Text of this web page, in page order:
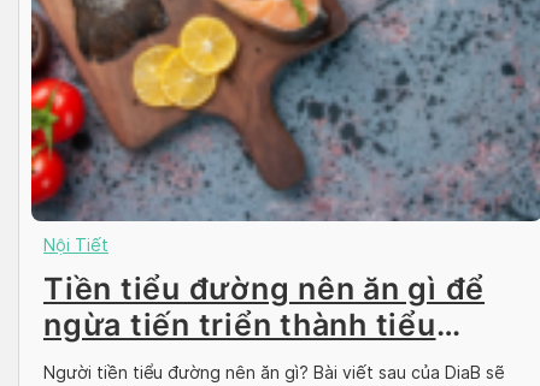
Nội Tiết
Tiền tiểu đường nên ăn gì để
ngừa tiến triển thành tiểu
đường type 2
Người tiền tiểu đường nên ăn gì? Bài viết sau của DiaB sẽ